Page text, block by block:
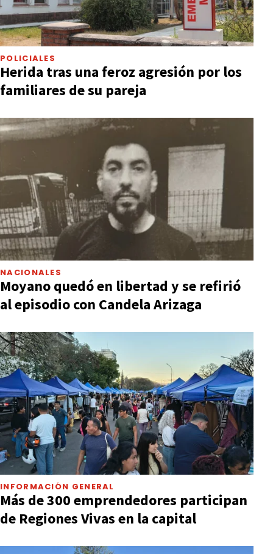
POLICIALES
Herida tras una feroz agresión por los
familiares de su pareja
NACIONALES
Moyano quedó en libertad y se refirió
al episodio con Candela Arizaga
INFORMACIÓN GENERAL
Más de 300 emprendedores participan
de Regiones Vivas en la capital